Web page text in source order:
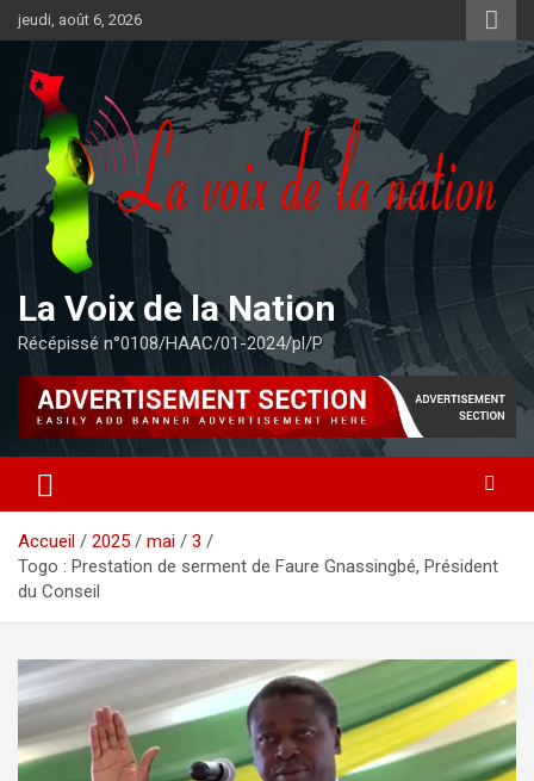
Aller
au
contenu
jeudi, août 6, 2026
La Voix de la Nation
Récépissé n°0108/HAAC/01-2024/pl/P
Accueil 2025 mai
3
Togo : Prestation de serment de Faure Gnassingbé, Président
du Conseil